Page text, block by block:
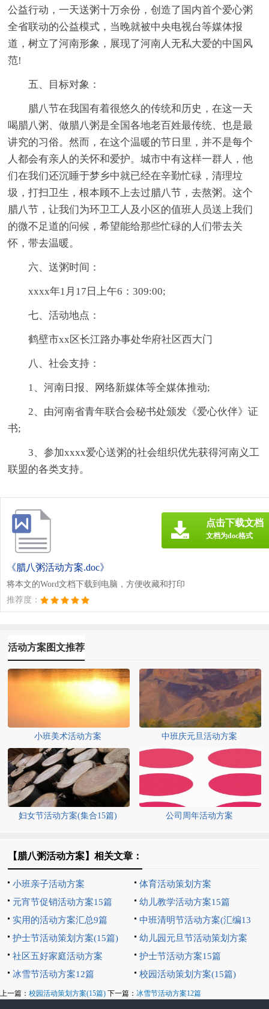
公益行动，一天送粥十万余份，创造了国内首个爱心粥
全省联动的公益模式，当晚就被中央电视台等媒体报
道，树立了河南形象，展现了河南人无私大爱的中国风
范!
五、目标对象：
腊八节在我国有着很悠久的传统和历史，在这一天
喝腊八粥、做腊八粥是全国各地老百姓最传统、也是最
讲究的习俗。然而，在这个温暖的节日里，并不是每个
人都会有亲人的关怀和爱护。城市中有这样一群人，他
们在我们还沉睡于梦乡中就已经在辛勤忙碌，清理垃
圾，打扫卫生，根本顾不上去过腊八节，去熬粥。这个
腊八节，让我们为环卫工人及小区的值班人员送上我们
的微不足道的问候，希望能给那些忙碌的人们带去关
怀，带去温暖。
六、送粥时间：
xxxx年1月17日上午6：309:00;
七、活动地点：
鹤壁市xx区长江路办事处华府社区西大门
八、社会支持：
1、河南日报、网络新媒体等全媒体推动;
2、由河南省青年联合会秘书处颁发《爱心伙伴》证
书;
3、参加xxxx爱心送粥的社会组织优先获得河南义工
联盟的各类支持。
《腊八粥活动方案.doc》
将本文的Word文档下载到电脑，方便收藏和打印
推荐度：
点击下载文档
文档为doc格式
活动方案图文推荐
小班美术活动方案 中班庆元旦活动方案
妇女节活动方案(集合15篇) 公司周年活动方案
【腊八粥活动方案】相关文章：
小班亲子活动方案
体育活动策划方案
元宵节促销活动方案15篇
幼儿教学活动方案15篇
实用的活动方案汇总9篇
中班清明节活动方案(汇编13
篇)
护士节活动策划方案(15篇)
幼儿园元旦节活动策划方案
社区五好家庭活动方案
护士节活动方案15篇
冰雪节活动方案12篇
校园活动策划方案(15篇)
上一篇： 校园活动策划方案(15篇) 下一篇： 冰雪节活动方案12篇